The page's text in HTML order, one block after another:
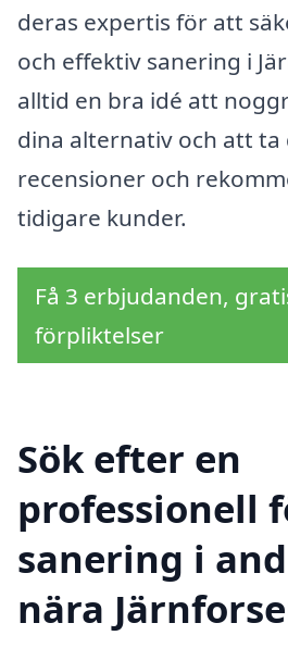
deras expertis för att
och effektiv sanering i
alltid en bra idé att
dina alternativ och att ta
recensioner och
tidigare kunder.
Få 3 erbjudanden,
förpliktelser
Sök efter en
professionell
sanering i
nära